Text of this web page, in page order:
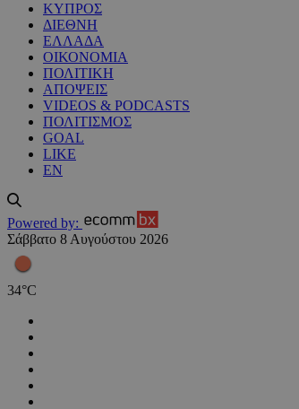
ΚΥΠΡΟΣ
ΔΙΕΘΝΗ
ΕΛΛΑΔΑ
ΟΙΚΟΝΟΜΙΑ
ΠΟΛΙΤΙΚΗ
ΑΠΟΨΕΙΣ
VIDEOS & PODCASTS
ΠΟΛΙΤΙΣΜΟΣ
GOAL
LIKE
EN
Powered by:
Σάββατο 8 Αυγούστου 2026
34°C